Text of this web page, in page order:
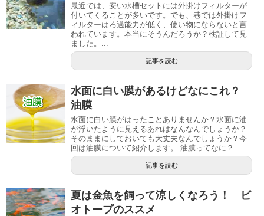
最近では、安い水槽セットには外掛けフィルターが
付いてくることが多いです。でも、巷では外掛けフ
ィルターはろ過能力が低く、使い物にならないと言
われています。本当にそうんだろうか？検証して見
ました。...
記事を読む
水面に白い膜があるけどなにこれ？
油膜
水面に白い膜がはったことありませんか？水面に油
が浮いたように見えるあれはなんなんでしょうか？
そのままにしておいても大丈夫なんでしょうか？今
回は油膜について紹介します。 油膜ってなに？...
記事を読む
夏は金魚を飼って涼しくなろう！ ビ
オトープのススメ